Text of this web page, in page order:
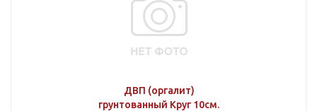
ДВП (оргалит)
грунтованный Круг 10см.